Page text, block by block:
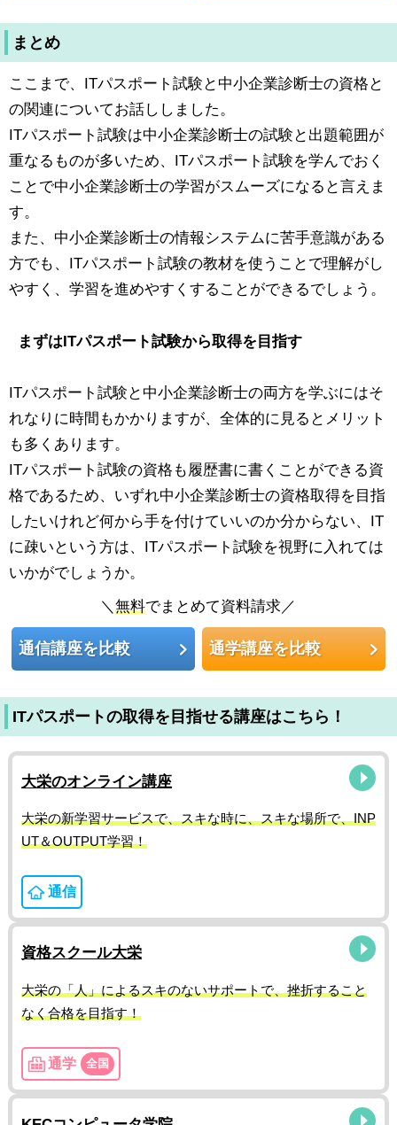
まとめ
ここまで、ITパスポート試験と中小企業診断士の資格と
の関連についてお話ししました。
ITパスポート試験は中小企業診断士の試験と出題範囲が
重なるものが多いため、ITパスポート試験を学んでおく
ことで中小企業診断士の学習がスムーズになると言えま
す。
また、中小企業診断士の情報システムに苦手意識がある
方でも、ITパスポート試験の教材を使うことで理解がし
やすく、学習を進めやすくすることができるでしょう。
まずはITパスポート試験から取得を目指す
ITパスポート試験と中小企業診断士の両方を学ぶにはそ
れなりに時間もかかりますが、全体的に見るとメリット
も多くあります。
ITパスポート試験の資格も履歴書に書くことができる資
格であるため、いずれ中小企業診断士の資格取得を目指
したいけれど何から手を付けていいのか分からない、IT
に疎いという方は、ITパスポート試験を視野に入れては
いかがでしょうか。
＼無料でまとめて資料請求／
通信講座を比較 通学講座を比較
ITパスポートの取得を目指せる講座はこちら！
大栄のオンライン講座
大栄の新学習サービスで、スキな時に、スキな場所で、INP
UT＆OUTPUT学習！
通信
資格スクール大栄
大栄の「人」によるスキのないサポートで、挫折すること
なく合格を目指す！
通学 全国